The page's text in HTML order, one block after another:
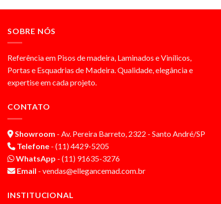
SOBRE NÓS
Referência em Pisos de madeira, Laminados e Vinílicos,
Portas e Esquadrias de Madeira. Qualidade, elegância e
expertise em cada projeto.
CONTATO
Showroom - Av. Pereira Barreto, 2322 - Santo André/SP
Telefone - (11) 4429-5205
WhatsApp - (11) 91635-3276
Email - vendas@ellegancemad.com.br
INSTITUCIONAL